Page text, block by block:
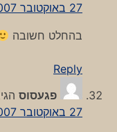
27 באוקטובר 2007 בשעה 23:10
בהחלט חשובה
Reply
פגעסוס
27 באוקטובר 2007 בשעה 23:10